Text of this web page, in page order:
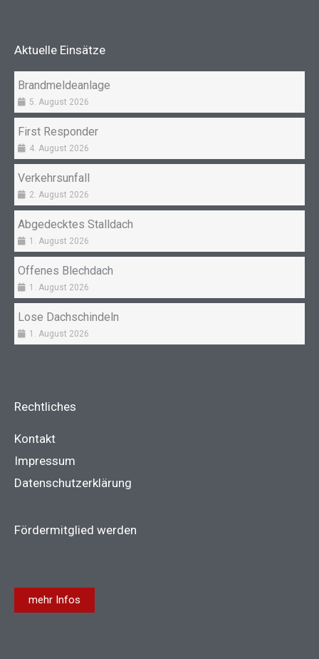
k
a
Aktuelle Einsätze
Brandmeldeanlage
5. August 2026
First Responder
4. August 2026
Verkehrsunfall
2. August 2026
Abgedecktes Stalldach
1. August 2026
Offenes Blechdach
1. August 2026
Lose Dachschindeln
1. August 2026
Rechtliches
Kontakt
Impressum
Datenschutzerklärung
Fördermitglied werden
mehr Infos